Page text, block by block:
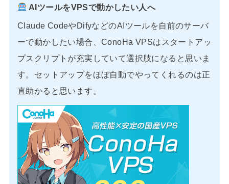
AIツールをVPSで動かしたい人へ
Claude CodeやDifyなどのAIツールを自前のサーバ
ーで動かしたい場合、ConoHa VPSはスタートアッ
プスクリプトが充実していて選択肢になると思いま
す。セットアップをほぼ自動でやってくれるのは正
直助かると思います。